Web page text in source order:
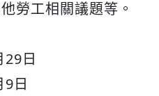
勞工相關議題等。
日
日